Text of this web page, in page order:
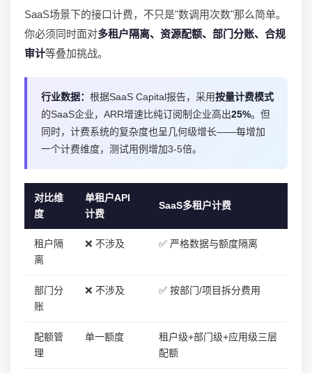
SaaS场景下的接口计费，不只是"数调用次数"那么简单。
你必须同时面对多租户隔离、资源配额、部门分账、合规
审计等叠加挑战。
行业数据： 根据SaaS Capital报告，采用按量计费模式
的SaaS企业，ARR增速比纯订阅制企业高出25%。但
同时，计费系统的复杂度也呈几何级增长——每增加
一个计费维度，测试用例增加3-5倍。
对比维
度
单租户API
计费
SaaS多租户计费
租户隔
离
❌ 不涉及 ✅ 严格数据与额度隔离
部门分
账
❌ 不涉及 ✅ 按部门/项目拆分费用
配额管
理
单一额度
租户级+部门级+应用级三层
配额